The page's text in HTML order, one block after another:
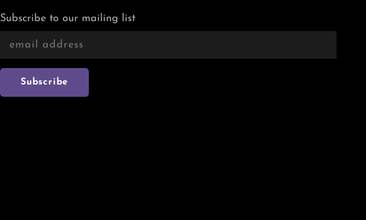
Subscribe to our mailing list